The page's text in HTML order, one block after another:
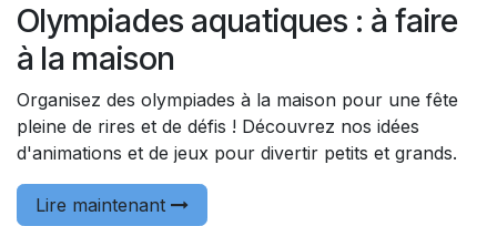
Olympiades aquatiques : à faire
à la maison
Organisez des olympiades à la maison pour une fête
pleine de rires et de défis ! Découvrez nos idées
d'animations et de jeux pour divertir petits et grands.
Lire maintenant